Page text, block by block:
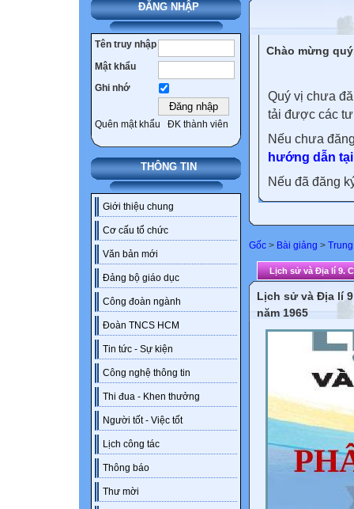
ĐĂNG NHẬP
Tên truy nhập
Mật khẩu
Ghi nhớ
Quên mật khẩu ĐK thành viên
THÔNG TIN
Giới thiệu chung
Cơ cấu tổ chức
Văn bản mới
Đảng bộ giáo dục
Công đoàn ngành
Đoàn TNCS HCM
Tin tức - Sự kiện
Công nghệ thông tin
Thi đua - Khen thưởng
Người tốt - Việc tốt
Lịch công tác
Thông báo
Thư mời
Chào mừng
Quý vị chưa
tải được các
Nếu chưa
hướng dẫn
Nếu đã đăng
Gốc > Bài giảng >
Lịch sử và Địa lí 9.
Lịch sử và Địa lí
năm 1965